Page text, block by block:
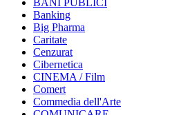
BANI PUBLICI
Banking
Big Pharma
Caritate
Cenzurat
Cibernetica
CINEMA / Film
Comert
Commedia dell'Arte